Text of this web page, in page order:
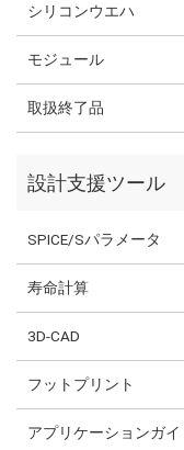
シリコンウエハ
モジュール
取扱終了品
設計支援ツール
SPICE/Sパラメータ
寿命計算
3D-CAD
フットプリント
アプリケーションガイ